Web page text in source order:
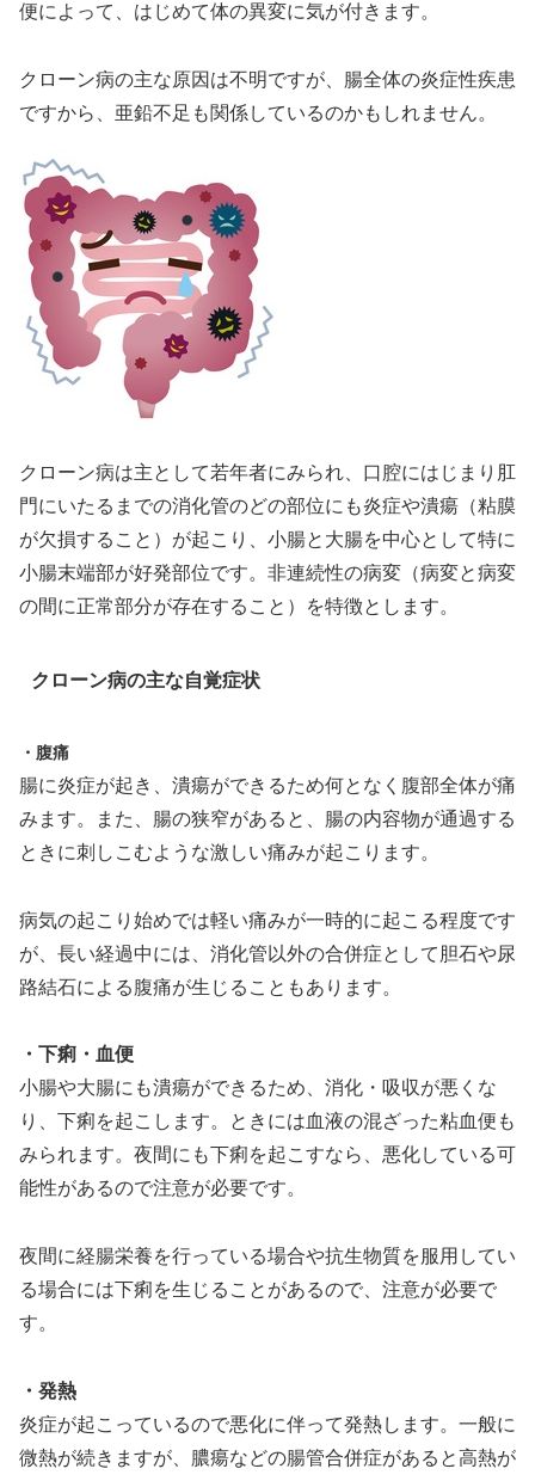
便によって、はじめて体の異変に気が付きます。
クローン病の主な原因は不明ですが、腸全体の炎症性疾患
ですから、亜鉛不足も関係しているのかもしれません。
クローン病は主として若年者にみられ、口腔にはじまり肛
門にいたるまでの消化管のどの部位にも炎症や潰瘍（粘膜
が欠損すること）が起こり、小腸と大腸を中心として特に
小腸末端部が好発部位です。非連続性の病変（病変と病変
の間に正常部分が存在すること）を特徴とします。
クローン病の主な自覚症状
・腹痛
腸に炎症が起き、潰瘍ができるため何となく腹部全体が痛
みます。また、腸の狭窄があると、腸の内容物が通過する
ときに刺しこむような激しい痛みが起こります。
病気の起こり始めでは軽い痛みが一時的に起こる程度です
が、長い経過中には、消化管以外の合併症として胆石や尿
路結石による腹痛が生じることもあります。
・下痢・血便
小腸や大腸にも潰瘍ができるため、消化・吸収が悪くな
り、下痢を起こします。ときには血液の混ざった粘血便も
みられます。夜間にも下痢を起こすなら、悪化している可
能性があるので注意が必要です。
夜間に経腸栄養を行っている場合や抗生物質を服用してい
る場合には下痢を生じることがあるので、注意が必要で
す。
・発熱
炎症が起こっているので悪化に伴って発熱します。一般に
微熱が続きますが、膿瘍などの腸管合併症があると高熱が